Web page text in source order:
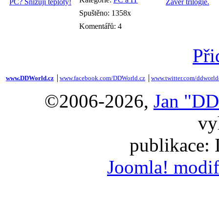
Spuštěno: 1358x
Komentářů: 4
www.DDWorld.cz www.facebook.com/DDWorld.cz www.twitter.com/
©2006-2026, Jan
publikace:
Joomla!